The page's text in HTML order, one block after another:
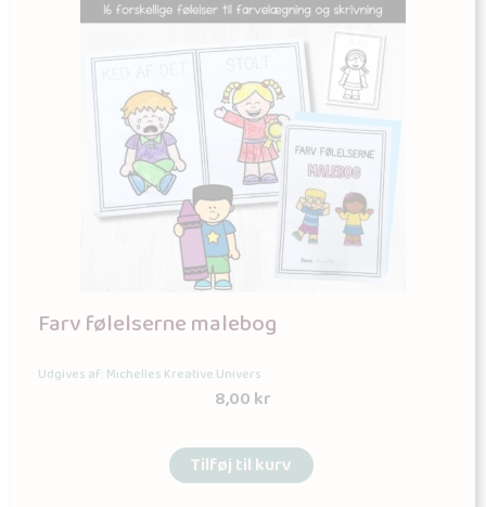
Farv følelserne malebog
Udgives af: Michelles Kreative Univers
8,00kr
Tilføj til kurv